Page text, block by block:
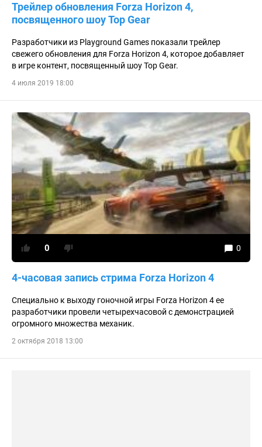
Трейлер обновления Forza Horizon 4,
посвященного шоу Top Gear
Разработчики из Playground Games показали трейлер
свежего обновления для Forza Horizon 4, которое добавляет
в игре контент, посвященный шоу Top Gear.
4 июля 2019 18:00
4-часовая запись стрима Forza Horizon 4
Специально к выходу гоночной игры Forza Horizon 4 ее
разработчики провели четырехчасовой с демонстрацией
огромного множества механик.
0 0
2 октября 2018 13:00